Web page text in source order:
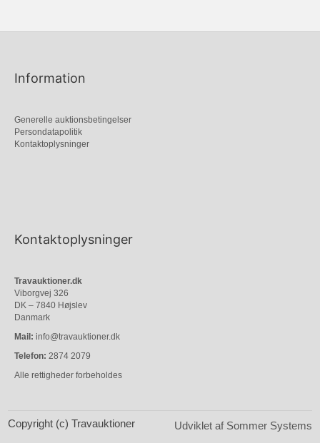
Information
Generelle auktionsbetingelser
Persondatapolitik
Kontaktoplysninger
Kontaktoplysninger
Travauktioner.dk
Viborgvej 326
DK – 7840 Højslev
Danmark
Mail: info@travauktioner.dk
Telefon: 2874 2079
Alle rettigheder forbeholdes
Copyright (c) Travauktioner Udviklet af Sommer Systems